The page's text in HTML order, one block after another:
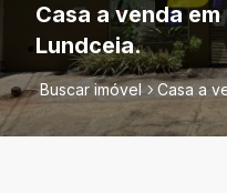
Casa a venda
Lundceia.
Buscar imóvel Casa a